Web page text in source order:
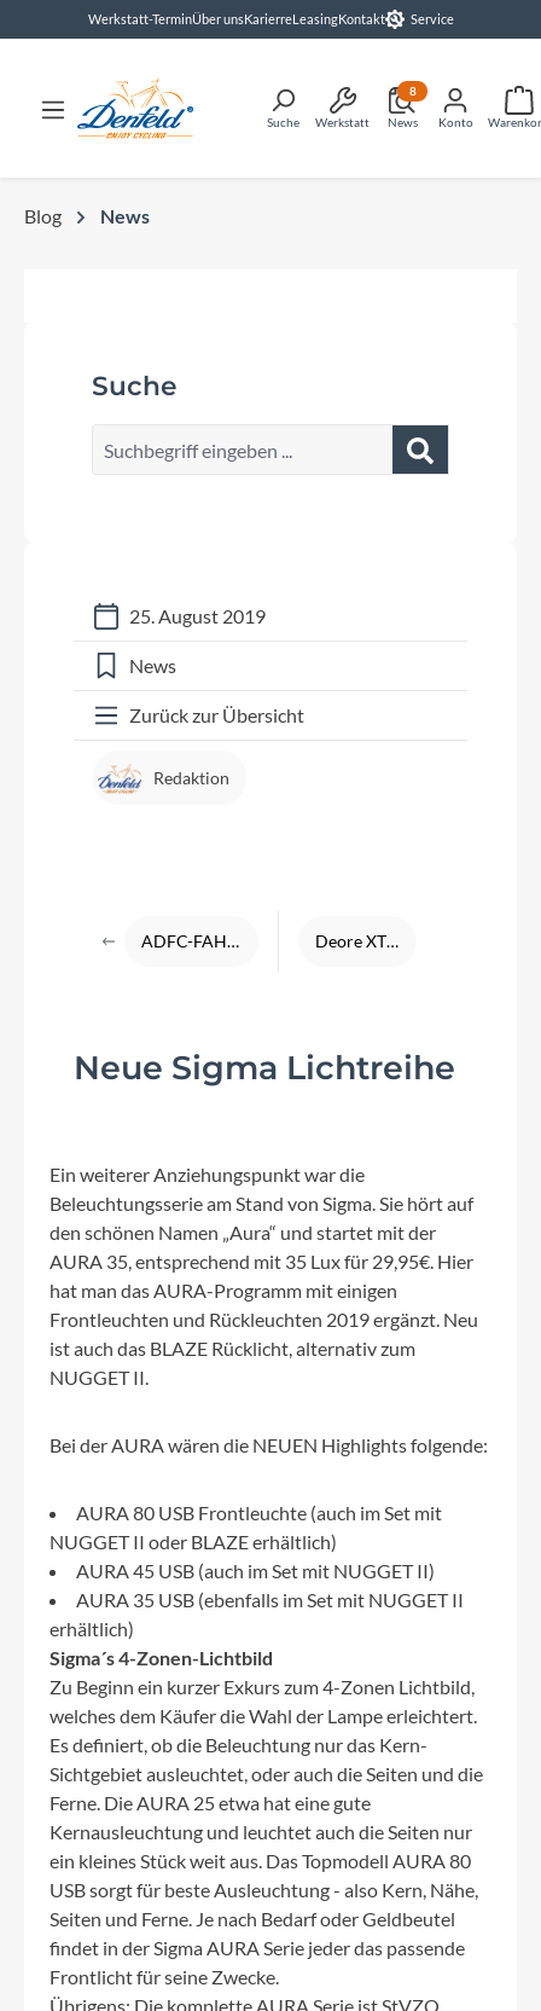
springenWerkstatt-TerminÜber unsKarierreLeasingKontakt Service
Suche Werkstatt News
8
Konto
Blog News
Suche
25. August 2019
News
Zurück zur Übersicht
Redaktion
ADFC-FAHRRADKLIMA-TEST 2018 Deore XT 12-fach Schaltung
Neue Sigma Lichtreihe
Ein weiterer Anziehungspunkt war die
Beleuchtungsserie am Stand von Sigma. Sie hört auf
den schönen Namen „Aura“ und startet mit der
AURA 35, entsprechend mit 35 Lux für 29,95€. Hier
hat man das AURA-Programm mit einigen
Frontleuchten und Rückleuchten 2019 ergänzt. Neu
ist auch das BLAZE Rücklicht, alternativ zum
NUGGET II.
Bei der AURA wären die NEUEN Highlights folgende:
AURA 80 USB Frontleuchte (auch im Set mit
NUGGET II oder BLAZE erhältlich)
AURA 45 USB (auch im Set mit NUGGET II)
AURA 35 USB (ebenfalls im Set mit NUGGET II
erhältlich)
Sigma´s 4-Zonen-Lichtbild
Zu Beginn ein kurzer Exkurs zum 4-Zonen Lichtbild,
welches dem Käufer die Wahl der Lampe erleichtert.
Es definiert, ob die Beleuchtung nur das Kern-
Sichtgebiet ausleuchtet, oder auch die Seiten und die
Ferne. Die AURA 25 etwa hat eine gute
Kernausleuchtung und leuchtet auch die Seiten nur
ein kleines Stück weit aus. Das Topmodell AURA 80
USB sorgt für beste Ausleuchtung - also Kern, Nähe,
Seiten und Ferne. Je nach Bedarf oder Geldbeutel
findet in der Sigma AURA Serie jeder das passende
Frontlicht für seine Zwecke.
Übrigens: Die komplette AURA Serie ist StVZO